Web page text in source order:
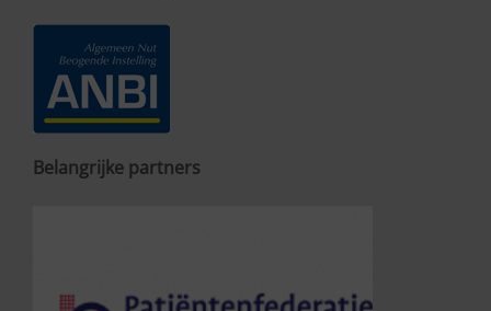
Belangrijke partners